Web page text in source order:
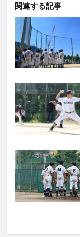
関連する記事